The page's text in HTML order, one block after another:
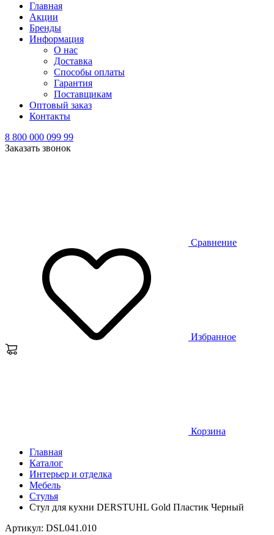
Главная
Акции
Бренды
Информация
О нас
Доставка
Способы оплаты
Гарантия
Поставщикам
Оптовый заказ
Контакты
8 800 000 099 99
Заказать звонок
Сравнение
Избранное
Корзина
Главная
Каталог
Интерьер и отделка
Мебель
Стулья
Стул для кухни DERSTUHL Gold Пластик Черный
Артикул: DSL041.010